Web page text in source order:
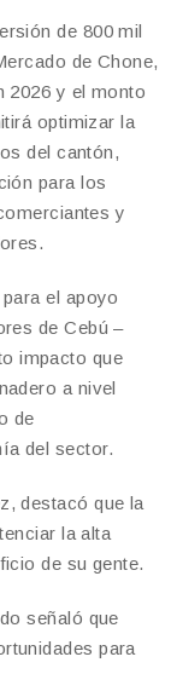
de 800 mil
de Chone,
2026 y el monto
optimizar la
del cantón,
para los
y
el apoyo
de Cebú –
impacto que
a nivel
de
del sector.
destacó que la
la alta
de su gente.
señaló que
para